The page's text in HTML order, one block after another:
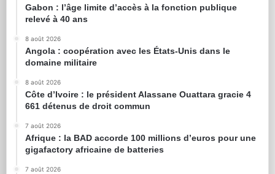
Gabon : l’âge limite d’accès à la fonction publique
relevé à 40 ans
8 août 2026
Angola : coopération avec les États-Unis dans le
domaine militaire
8 août 2026
Côte d’Ivoire : le président Alassane Ouattara gracie 4
661 détenus de droit commun
7 août 2026
Afrique : la BAD accorde 100 millions d’euros pour une
gigafactory africaine de batteries
7 août 2026